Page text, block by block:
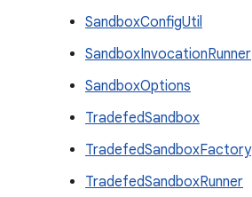
SandboxConfigUtil
SandboxInvocationRunner
SandboxOptions
TradefedSandbox
TradefedSandboxFactory
TradefedSandboxRunner